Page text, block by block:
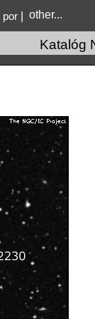
por other...
Katalóg